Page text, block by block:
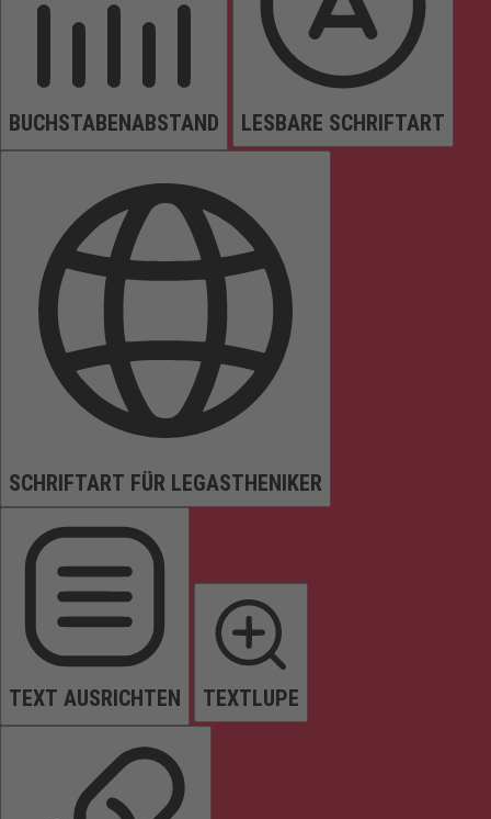
BUCHSTABENABSTAND LESBARE SCHRIFTART
SCHRIFTART FÜR LEGASTHENIKER
TEXT AUSRICHTEN TEXTLUPE